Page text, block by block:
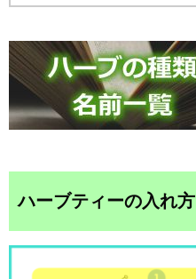
ハーブティーの入れ方